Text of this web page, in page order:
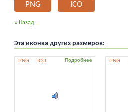
PNG ICO
« Назад
Эта иконка других размеров:
PNG ICO Подробнее PNG